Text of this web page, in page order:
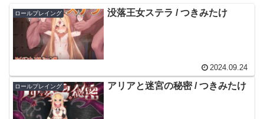
ロールプレイング 没落王女ステラ / つきみたけ
2024.09.24
ロールプレイング アリアと迷宮の秘密 / つきみたけ